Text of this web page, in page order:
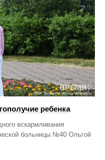
ребенка
вскармливания
больницы №40 Ольгой